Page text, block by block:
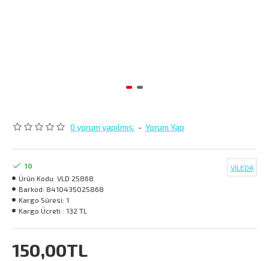
0 yorum yapılmış. - Yorum Yap
150,00TL
10
Ürün Kodu: VLD 25868
Barkod: 8410435025868
Kargo Süresi: 1
Kargo Ücreti : 132 TL
VİLEDA